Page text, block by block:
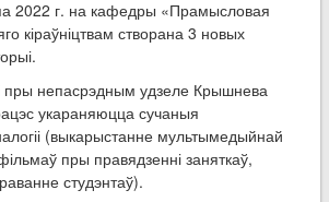
2022 г. на кафедры «Прамысловая
кіраўніцтвам створана 3 новых
пры непасрэдным удзеле Крышнева
укараняюцца сучаныя
(выкарыстанне мультымедыйнай
фільмаў пры правядзенні заняткаў,
студэнтаў).